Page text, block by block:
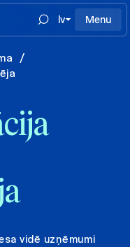
lv Menu
/
vidē uzņēmumi